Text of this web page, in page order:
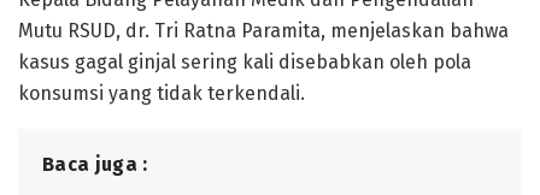
Mutu RSUD, dr. Tri Ratna Paramita, menjelaskan bahwa
kasus gagal ginjal sering kali disebabkan oleh pola
konsumsi yang tidak terkendali.
Baca juga :